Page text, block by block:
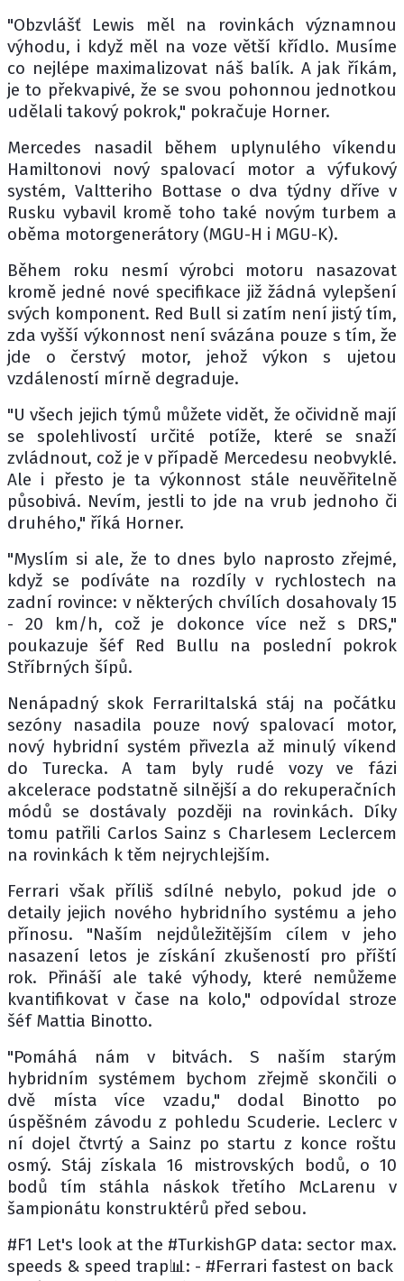
"Obzvlášť Lewis měl na rovinkách významnou
výhodu, i když měl na voze větší křídlo. Musíme
co nejlépe maximalizovat náš balík. A jak říkám,
je to překvapivé, že se svou pohonnou jednotkou
udělali takový pokrok," pokračuje Horner.
Mercedes nasadil během uplynulého víkendu
Hamiltonovi nový spalovací motor a výfukový
systém, Valtteriho Bottase o dva týdny dříve v
Rusku vybavil kromě toho také novým turbem a
oběma motorgenerátory (MGU-H i MGU-K).
Během roku nesmí výrobci motoru nasazovat
kromě jedné nové specifikace již žádná vylepšení
svých komponent. Red Bull si zatím není jistý tím,
zda vyšší výkonnost není svázána pouze s tím, že
jde o čerstvý motor, jehož výkon s ujetou
vzdáleností mírně degraduje.
"U všech jejich týmů můžete vidět, že očividně mají
se spolehlivostí určité potíže, které se snaží
zvládnout, což je v případě Mercedesu neobvyklé.
Ale i přesto je ta výkonnost stále neuvěřitelně
působivá. Nevím, jestli to jde na vrub jednoho či
druhého," říká Horner.
"Myslím si ale, že to dnes bylo naprosto zřejmé,
když se podíváte na rozdíly v rychlostech na
zadní rovince: v některých chvílích dosahovaly 15
- 20 km/h, což je dokonce více než s DRS,"
poukazuje šéf Red Bullu na poslední pokrok
Stříbrných šípů.
Nenápadný skok FerrariItalská stáj na počátku
sezóny nasadila pouze nový spalovací motor,
nový hybridní systém přivezla až minulý víkend
do Turecka. A tam byly rudé vozy ve fázi
akcelerace podstatně silnější a do rekuperačních
módů se dostávaly později na rovinkách. Díky
tomu patřili Carlos Sainz s Charlesem Leclercem
na rovinkách k těm nejrychlejším.
Ferrari však příliš sdílné nebylo, pokud jde o
detaily jejich nového hybridního systému a jeho
přínosu. "Naším nejdůležitějším cílem v jeho
nasazení letos je získání zkušeností pro příští
rok. Přináší ale také výhody, které nemůžeme
kvantifikovat v čase na kolo," odpovídal stroze
šéf Mattia Binotto.
"Pomáhá nám v bitvách. S naším starým
hybridním systémem bychom zřejmě skončili o
dvě místa více vzadu," dodal Binotto po
úspěšném závodu z pohledu Scuderie. Leclerc v
ní dojel čtvrtý a Sainz po startu z konce roštu
osmý. Stáj získala 16 mistrovských bodů, o 10
bodů tím stáhla náskok třetího McLarenu v
šampionátu konstruktérů před sebou.
#F1 Let's look at the #TurkishGP data: sector max.
speeds & speed trap📊: - #Ferrari fastest on back